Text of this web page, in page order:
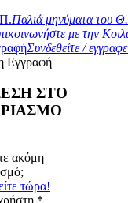
Παλιά μηνύματα του
με την
Συνδεθείτε /
Εγγραφή
ΣΤΟ
ακόμη
τώρα!